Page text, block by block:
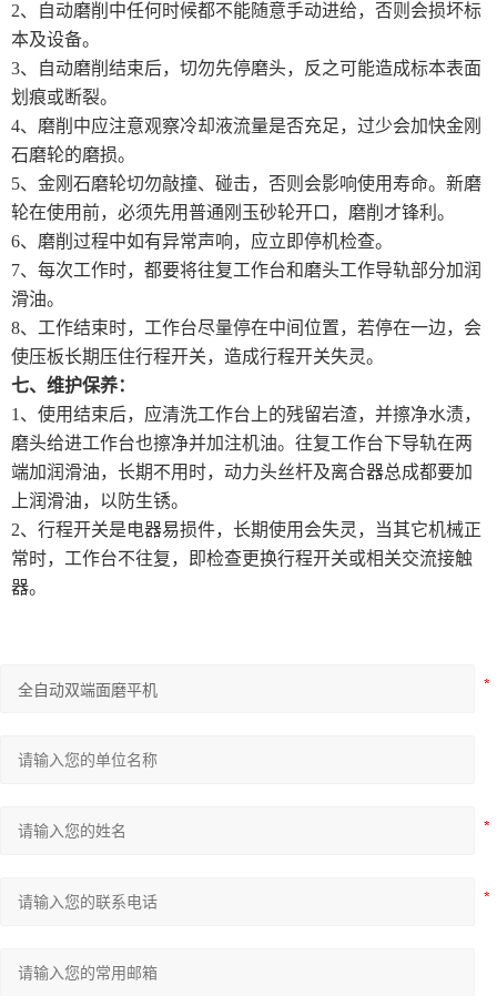
2、自动磨削中任何时候都不能随意手动进给，否则会损坏标
本及设备。
3、自动磨削结束后，切勿先停磨头，反之可能造成标本表面
划痕或断裂。
4、磨削中应注意观察冷却液流量是否充足，过少会加快金刚
石磨轮的磨损。
5、金刚石磨轮切勿敲撞、碰击，否则会影响使用寿命。新磨
轮在使用前，必须先用普通刚玉砂轮开口，磨削才锋利。
6、磨削过程中如有异常声响，应立即停机检查。
7、每次工作时，都要将往复工作台和磨头工作导轨部分加润
滑油。
8、工作结束时，工作台尽量停在中间位置，若停在一边，会
使压板长期压住行程开关，造成行程开关失灵。
七、维护保养：
1、使用结束后，应清洗工作台上的残留岩渣，并擦净水渍，
磨头给进工作台也擦净并加注机油。往复工作台下导轨在两
端加润滑油，长期不用时，动力头丝杆及离合器总成都要加
上润滑油，以防生锈。
2、行程开关是电器易损件，长期使用会失灵，当其它机械正
常时，工作台不往复，即检查更换行程开关或相关交流接触
器。